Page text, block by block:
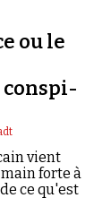
ou le
vient
forte à
ce qu'est